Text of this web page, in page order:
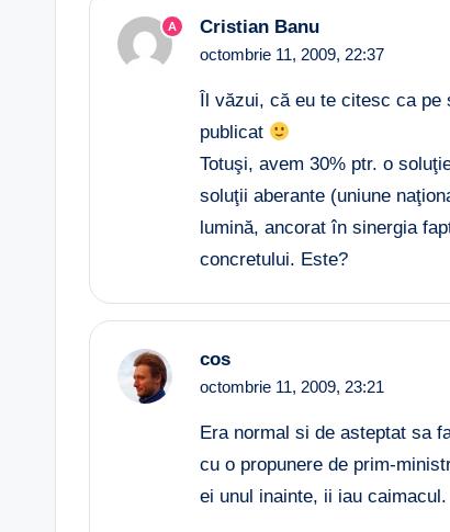
A Cristian Banu
octombrie 11, 2009, 22:37
Îl văzui, că eu te citesc ca pe
publicat
Totuşi, avem 30% ptr. o
soluţii aberante (uniune
lumină, ancorat în sinergia
concretului. Este?
cos
octombrie 11, 2009, 23:21
Era normal si de asteptat sa
cu o propunere de prim-
ei unul inainte, ii iau caimacul.